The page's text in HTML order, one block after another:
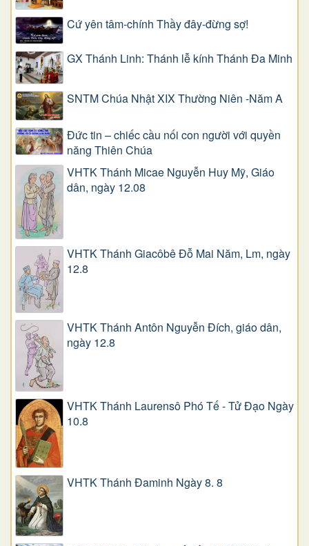
Cứ yên tâm-chính Thầy đây-đừng sợ!
GX Thánh Linh: Thánh lễ kính Thánh Đa Minh
SNTM Chúa Nhật XIX Thường Niên -Năm A
Đức tin – chiếc cầu nối con người với quyền
năng Thiên Chúa
VHTK Thánh Micae Nguyễn Huy Mỹ, Giáo
dân, ngày 12.08
VHTK Thánh Giacôbê Ðỗ Mai Năm, Lm, ngày
12.8
VHTK Thánh Antôn Nguyễn Ðích, giáo dân,
ngày 12.8
VHTK Thánh Laurensô Phó Tế - Tử Đạo Ngày
10.8
VHTK Thánh Đaminh Ngày 8. 8